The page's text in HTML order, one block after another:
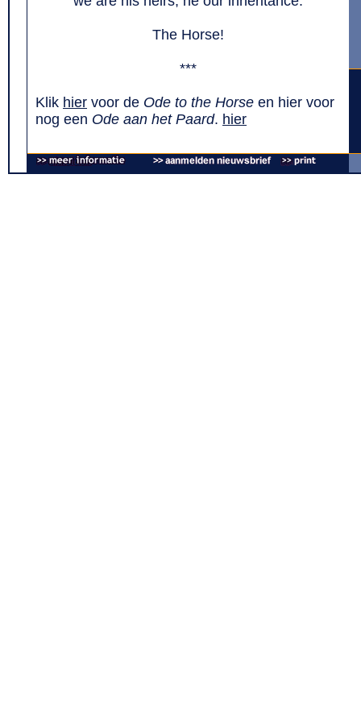
The Horse!
***
Klik hier voor de Ode to the Horse en hier voor
nog een Ode aan het Paard. hier